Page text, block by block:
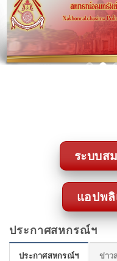
ระบบส
แอปพ
ประกาศสหกรณ์ฯ
ประกาศสหกรณ์ฯ ข่าว